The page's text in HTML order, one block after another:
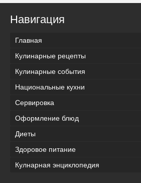
Навигация
Главная
Кулинарные рецепты
Кулинарные события
Национальные кухни
Сервировка
Оформление блюд
Диеты
Здоровое питание
Кулнарная энциклопедия